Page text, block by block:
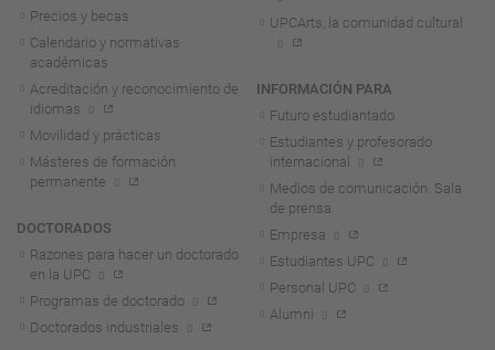
Precios y becas
Calendario y normativas
académicas
Acreditación y reconocimiento de
idiomas
Movilidad y prácticas
Másteres de formación
permanente
DOCTORADOS
Razones para hacer un doctorado
en la UPC
Programas de doctorado
Doctorados industriales
UPCArts, la comunidad cultural
INFORMACIÓN PARA
Futuro estudiantado
Estudiantes y profesorado
internacional
Medios de comunicación. Sala
de prensa
Empresa
Estudiantes UPC
Personal UPC
Alumni